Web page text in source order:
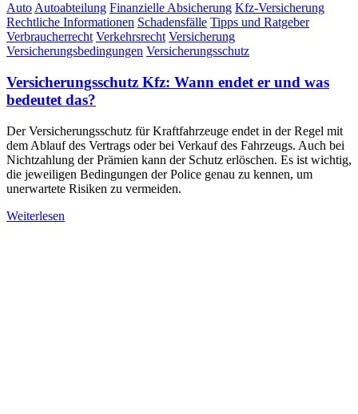
Auto Autoabteilung Finanzielle Absicherung Kfz-Versicherung
Rechtliche Informationen Schadensfälle Tipps und Ratgeber
Verbraucherrecht Verkehrsrecht Versicherung
Versicherungsbedingungen Versicherungsschutz
Versicherungsschutz Kfz: Wann endet er und was
bedeutet das?
Der Versicherungsschutz für Kraftfahrzeuge endet in der Regel mit
dem Ablauf des Vertrags oder bei Verkauf des Fahrzeugs. Auch bei
Nichtzahlung der Prämien kann der Schutz erlöschen. Es ist wichtig,
die jeweiligen Bedingungen der Police genau zu kennen, um
unerwartete Risiken zu vermeiden.
Weiterlesen